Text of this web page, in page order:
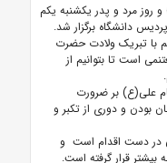
مرد و پدر یکشنبه یکم
دانشگاه برگزار شد.
با تبریک ولادت حضرت
است تا بتوانیم از
علی(ع) بر ضرورت
بودن و دوری از تکبر و
در دست اقدام است و
قرار گرفته است.